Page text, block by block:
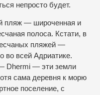
непросто будет.
пляж — широченная и
полоса. Кстати, в
пляжей —
во всей Адриатике.
Dhermi — эти земли
сама деревня к морю
поселение, с